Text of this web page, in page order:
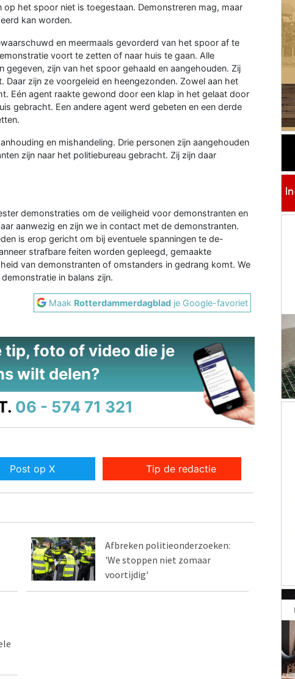
het spoor niet is toegestaan. Demonstreren mag, maar
kan worden.
en meermaals gevorderd van het spoor af te
voort te zetten of naar huis te gaan. Alle
zijn van het spoor gehaald en aangehouden. Zij
Daar zijn ze voorgeleid en heengezonden. Zowel aan het
Eén agent raakte gewond door een klap in het gelaat door
gebracht. Een andere agent werd gebeten en een derde
en mishandeling. Drie personen zijn aangehouden
zijn naar het politiebureau gebracht. Zij zijn daar
demonstraties om de veiligheid voor demonstranten en
aanwezig en zijn we in contact met de demonstranten.
is erop gericht om bij eventuele spanningen te de-
strafbare feiten worden gepleegd, gemaakte
van demonstranten of omstanders in gedrang komt. We
in balans zijn.
Maak Rotterdammerdagblad je Google-favoriet
tip, foto of video die je
wilt delen?
06 - 574 71 321
Post op X Tip de redactie
Afbreken politieonderzoeken:
'We stoppen niet zomaar
voortijdig'